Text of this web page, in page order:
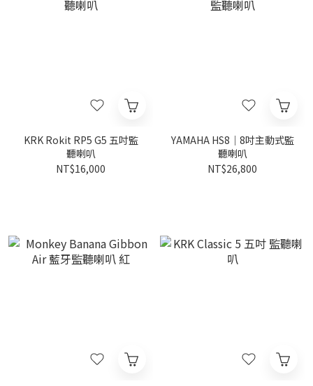
KRK Rokit RP5 G5 五吋監
聽喇叭
NT$16,000
YAMAHA HS8｜8吋主動式監
聽喇叭
NT$26,800